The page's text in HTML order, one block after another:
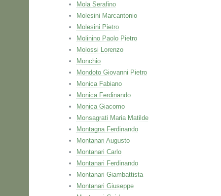
Mola Serafino
Molesini Marcantonio
Molesini Pietro
Molinino Paolo Pietro
Molossi Lorenzo
Monchio
Mondoto Giovanni Pietro
Monica Fabiano
Monica Ferdinando
Monica Giacomo
Monsagrati Maria Matilde
Montagna Ferdinando
Montanari Augusto
Montanari Carlo
Montanari Ferdinando
Montanari Giambattista
Montanari Giuseppe